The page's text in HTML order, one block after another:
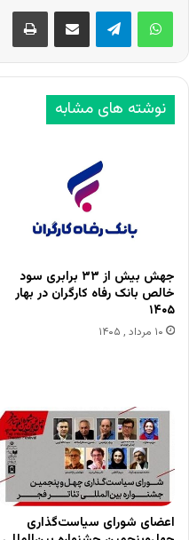
اشتراک گذاری از طریق ایمیل چاپ
نوشته های مشابه
جهش بیش از ۳۳ برابری سود
خالص بانک رفاه کارگران در بهار
۱۴۰۵
۱۰ مرداد , ۱۴۰۵
اعضای شورای سیاست‌گذاری